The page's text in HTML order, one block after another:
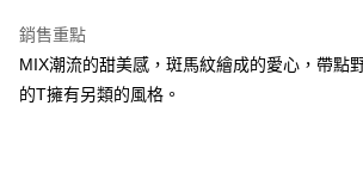
法說明評估內容。
【繳款方式說明】
1.分期款項不併入電信帳單，「大哥付你分期」於每
醒簡訊。
３．安心：先確認商品／服務後，再付款。
【「AFTEE先享後付」結帳流程】
１．於結帳方式選擇「AFTEE先享後付」後，將跳轉
全家取貨付款
每筆NT$70，滿NT$699(含以上)免運費
銷售重點
MIX潮流的甜美感，斑馬紋繪成的愛心，帶點
的T擁有另類的風格。